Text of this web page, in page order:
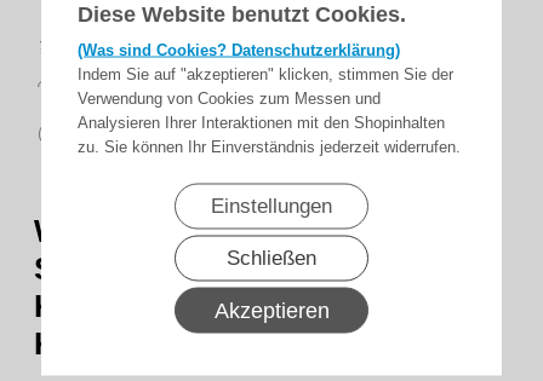
Diese Website benutzt Cookies.
(Was sind Cookies? Datenschutzerklärung)
Indem Sie auf "akzeptieren" klicken, stimmen Sie der
Verwendung von Cookies zum Messen und
Analysieren Ihrer Interaktionen mit den Shopinhalten
zu. Sie können Ihr Einverständnis jederzeit widerrufen.
Einstellungen
Schließen
Akzeptieren
schnelle
Lieferung
14 Tage
Rückgaberecht
sicher
zahlen
WTS -Schuko-Vollgummi-
Stecker IP 44 mit zentraler
Kabeleinführung und
Knickschutz, Farbe schwarz